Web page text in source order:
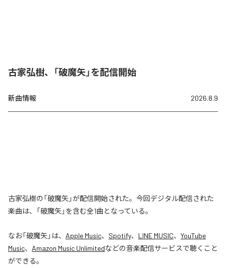
古家弘樹、「破魔矢」を配信開始
新曲情報 2026.8.9
古家弘樹の「破魔矢」が配信開始された。今回デジタル配信された
楽曲は、「破魔矢」を含む全1曲となっている。
なお「破魔矢」は、 Apple Music、 Spotify、 LINE MUSIC、 YouTube
Music、 Amazon Music Unlimitedなどの音楽配信サービスで聴くこと
ができる。